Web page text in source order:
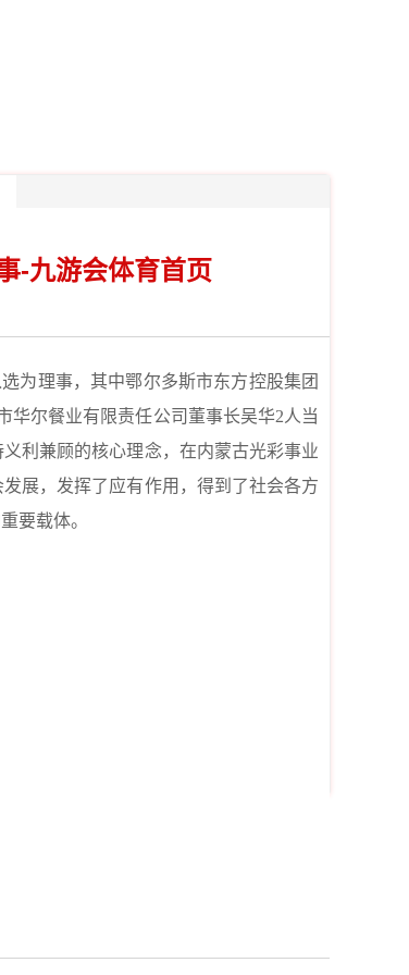
-九游会体育首页
为理事，其中鄂尔多斯市东方控股集团
华尔餐业有限责任公司董事长吴华2人当
利兼顾的核心理念，在内蒙古光彩事业
展，发挥了应有作用，得到了社会各方
要载体。